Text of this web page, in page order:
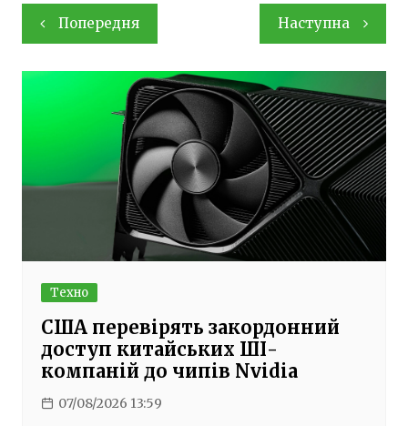
Навігація
записів
Попередня Наступна
Техно
США перевірять закордонний
доступ китайських ШІ-
компаній до чипів Nvidia
07/08/2026 13:59